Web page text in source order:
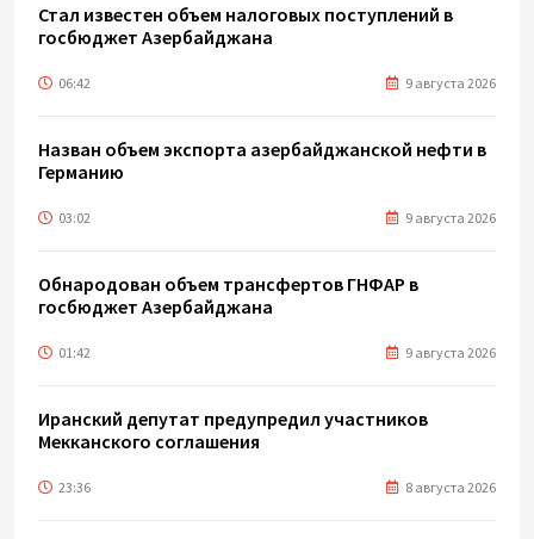
Стал известен объем налоговых поступлений в
госбюджет Азербайджана
06:42 9 августа 2026
Назван объем экспорта азербайджанской нефти в
Германию
03:02 9 августа 2026
Обнародован объем трансфертов ГНФАР в
госбюджет Азербайджана
01:42 9 августа 2026
Иранский депутат предупредил участников
Мекканского соглашения
23:36 8 августа 2026